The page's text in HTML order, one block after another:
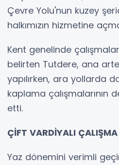
Çevre Yolu'nun kuzey
halkımızın hizmetine
Kent genelinde
belirten Tutdere, ana
yapılırken, ara yollarda
kaplama çalışmalarının
etti.
ÇİFT VARDİYALI ÇALIŞMA
Yaz dönemini verimli